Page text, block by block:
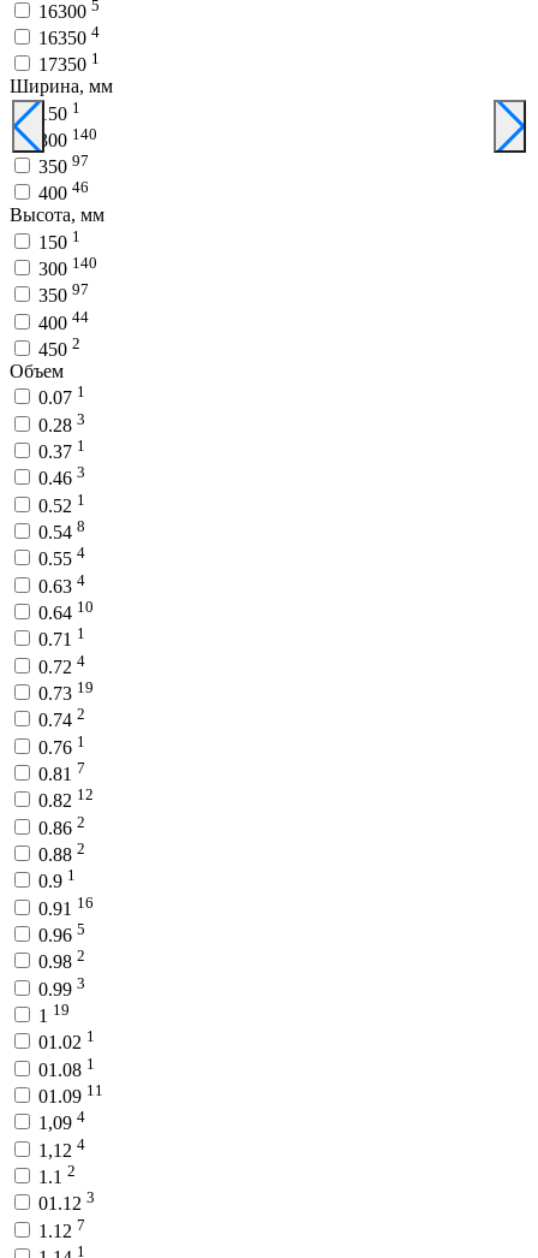
16300 5
16350 4
17350 1
Ширина, мм
150 1
300 140
350 97
400 46
Высота, мм
150 1
300 140
350 97
400 44
450 2
Объем
0.07 1
0.28 3
0.37 1
0.46 3
0.52 1
0.54 8
0.55 4
0.63 4
0.64 10
0.71 1
0.72 4
0.73 19
0.74 2
0.76 1
0.81 7
0.82 12
0.86 2
0.88 2
0.9 1
0.91 16
0.96 5
0.98 2
0.99 3
1 19
01.02 1
01.08 1
01.09 11
1,09 4
1,12 4
1.1 2
01.12 3
1.12 7
1